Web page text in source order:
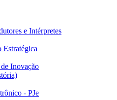
e Intérpretes
Estratégica
Inovação
- PJe